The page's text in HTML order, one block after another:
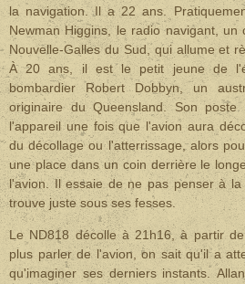
la navigation. Il a 22 ans.
Newman Higgins, le radio navigant, un
Nouvelle-Galles du Sud, qui allume et
À 20 ans, il est le petit jeune de
bombardier Robert Dobbyn, un
originaire du Queensland. Son
l'appareil une fois que l'avion aura
du décollage ou l'atterrissage, alors
une place dans un coin derrière le
l'avion. Il essaie de ne pas penser à
trouve juste sous ses fesses.
Le ND818 décolle à 21h16, à partir
plus parler de l'avion, on sait qu'il a
qu'imaginer ses derniers instants.